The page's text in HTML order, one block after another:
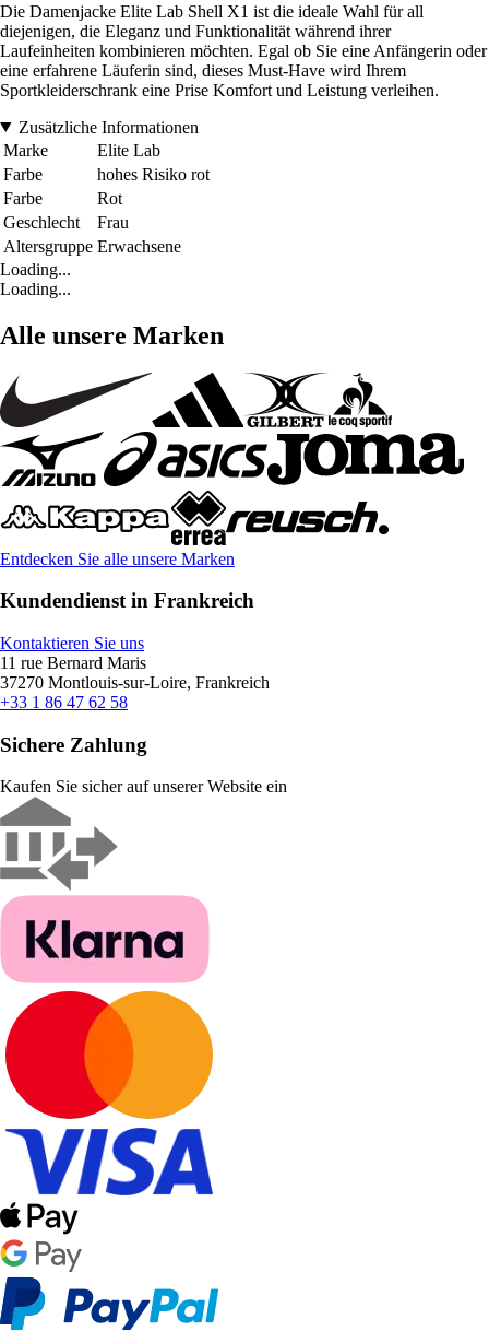
Die Damenjacke Elite Lab Shell X1 ist die ideale Wahl für all
diejenigen, die Eleganz und Funktionalität während ihrer
Laufeinheiten kombinieren möchten. Egal ob Sie eine Anfängerin oder
eine erfahrene Läuferin sind, dieses Must-Have wird Ihrem
Sportkleiderschrank eine Prise Komfort und Leistung verleihen.
Zusätzliche Informationen
Marke
Elite Lab
Farbe
hohes Risiko rot
Farbe
Rot
Geschlecht
Frau
Altersgruppe Erwachsene
Loading...
Loading...
Alle unsere Marken
Entdecken Sie alle unsere Marken
Kundendienst in Frankreich
Kontaktieren Sie uns
11 rue Bernard Maris
37270 Montlouis-sur-Loire, Frankreich
+33 1 86 47 62 58
Sichere Zahlung
Kaufen Sie sicher auf unserer Website ein